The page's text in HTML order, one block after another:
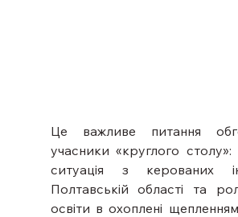
Це важливе питання
учасники «круглого столу»:
ситуація з керованих
Полтавській області та
освіти в охоплені